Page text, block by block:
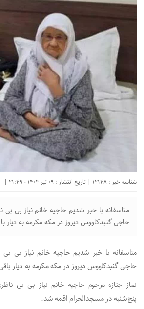
شناسه خبر : 12148 | تاریخ انتشار : 09 تیر 1403 - 21:49 |
متاسفانه با خبر شدیم حاجیه خانم نیاز بی
حاجی گنبدکاووس دیروز در مکه مکرمه به دیار
متاسفانه با خبر شدیم حاجیه خانم نیاز بی
حاجی گنبدکاووس دیروز در مکه مکرمه به دیار
نماز جنازه مرحوم حاجیه خانم نیاز بی بی
پنج‌شنبه در مسجدالحرام اقامه شد.